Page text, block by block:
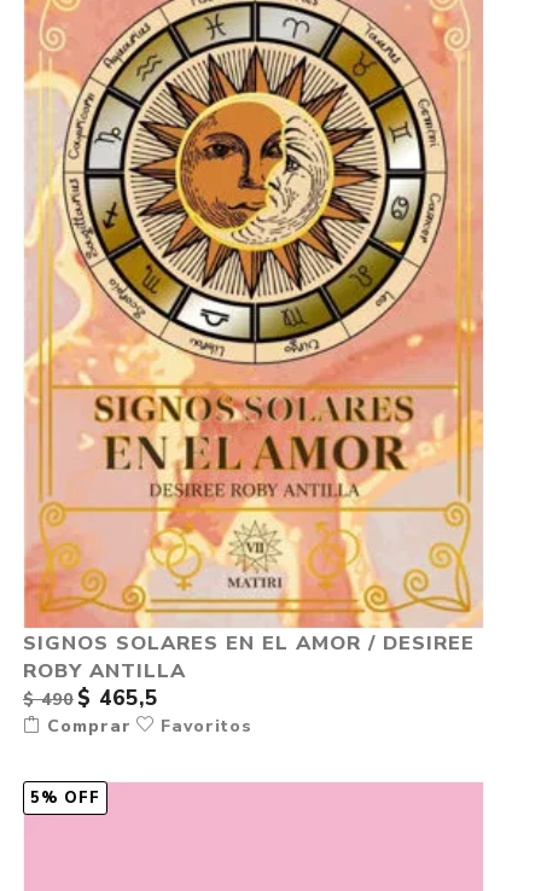
SIGNOS SOLARES EN EL AMOR / DESIREE
ROBY ANTILLA
$ 490 $ 465,5
Comprar Favoritos
5% OFF